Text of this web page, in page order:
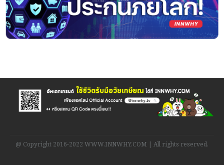
@ Copyright 2016-2022 WWW.INNWHY.COM | All rights reserved.